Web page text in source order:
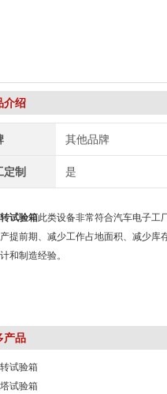
介绍
其他品牌
定制 是
试验箱此类设备非常符合汽车电子工厂
提前期、减少工作占地面积
制造经验。
产品
试验箱
试验箱